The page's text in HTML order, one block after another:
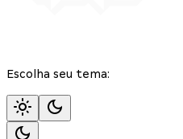
Escolha seu tema: